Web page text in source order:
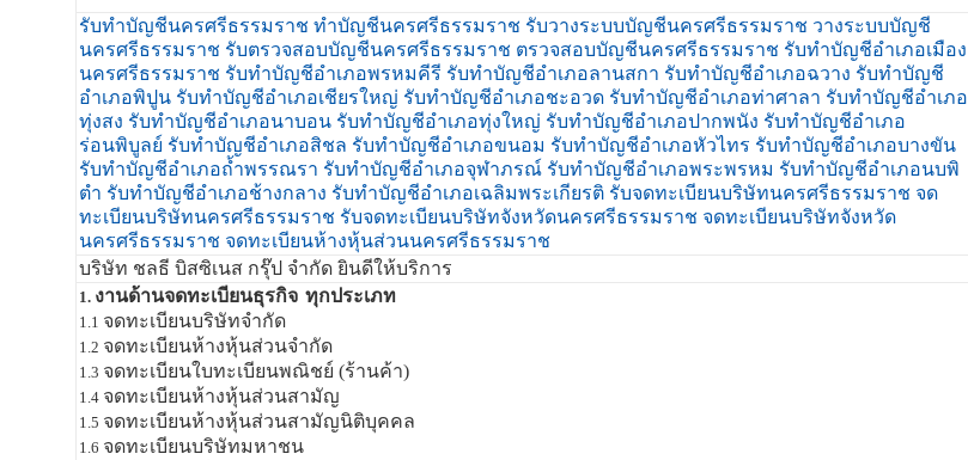
รับทำบัญชีนครศรีธรรมราช ทำบัญชีนครศรีธรรมราช รับวางระบบบัญชีนครศรีธรรมราช วางระบบบัญชี
นครศรีธรรมราช รับตรวจสอบบัญชีนครศรีธรรมราช ตรวจสอบบัญชีนครศรีธรรมราช รับทำบัญชีอำเภอเมือง
นครศรีธรรมราช รับทำบัญชีอำเภอพรหมคีรี รับทำบัญชีอำเภอลานสกา รับทำบัญชีอำเภอฉวาง รับทำบัญชี
อำเภอพิปูน รับทำบัญชีอำเภอเชียรใหญ่ รับทำบัญชีอำเภอชะอวด รับทำบัญชีอำเภอท่าศาลา รับทำบัญชีอำเภอ
ทุ่งสง รับทำบัญชีอำเภอนาบอน รับทำบัญชีอำเภอทุ่งใหญ่ รับทำบัญชีอำเภอปากพนัง รับทำบัญชีอำเภอ
ร่อนพิบูลย์ รับทำบัญชีอำเภอสิชล รับทำบัญชีอำเภอขนอม รับทำบัญชีอำเภอหัวไทร รับทำบัญชีอำเภอบางขัน
รับทำบัญชีอำเภอถ้ำพรรณรา รับทำบัญชีอำเภอจุฬาภรณ์ รับทำบัญชีอำเภอพระพรหม รับทำบัญชีอำเภอนบพิ
ตำ รับทำบัญชีอำเภอช้างกลาง รับทำบัญชีอำเภอเฉลิมพระเกียรติ รับจดทะเบียนบริษัทนครศรีธรรมราช จด
ทะเบียนบริษัทนครศรีธรรมราช รับจดทะเบียนบริษัทจังหวัดนครศรีธรรมราช จดทะเบียนบริษัทจังหวัด
นครศรีธรรมราช จดทะเบียนห้างหุ้นส่วนนครศรีธรรมราช
บริษัท ชลธี บิสซิเนส กรุ๊ป จำกัด ยินดีให้บริการ
1. งานด้านจดทะเบียนธุรกิจ ทุกประเภท
1.1 จดทะเบียนบริษัทจำกัด
1.2 จดทะเบียนห้างหุ้นส่วนจำกัด
1.3 จดทะเบียนใบทะเบียนพณิชย์ (ร้านค้า)
1.4 จดทะเบียนห้างหุ้นส่วนสามัญ
1.5 จดทะเบียนห้างหุ้นส่วนสามัญนิติบุคคล
1.6 จดทะเบียนบริษัทมหาชน